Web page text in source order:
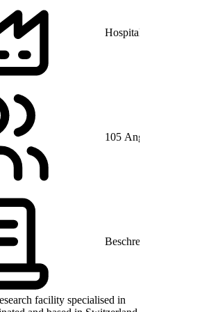
Hospitals and Health
105 Angestellte
Beschreibung
facility specialised in